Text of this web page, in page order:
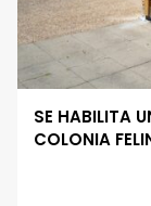
SE HABILITA
COLONIA